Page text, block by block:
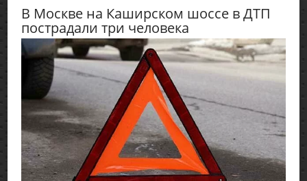
В Москве на Каширском шоссе в ДТП
пострадали три человека